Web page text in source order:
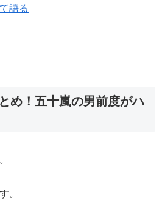
語る
め！五十嵐の男前度がハ
。